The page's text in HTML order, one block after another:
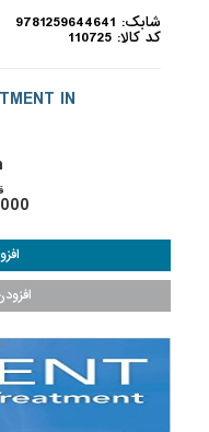
شابک: 9781259644641
کد کالا: 110725
IN